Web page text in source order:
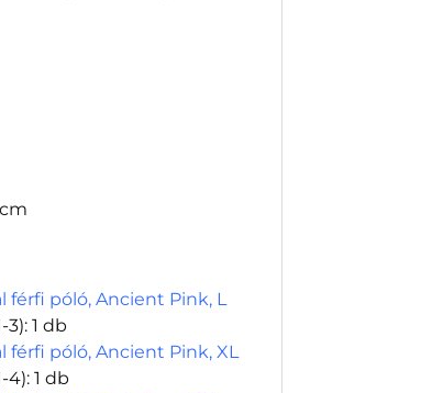
férfi póló, Ancient Pink, L
3): 1 db
férfi póló, Ancient Pink, XL
4): 1 db